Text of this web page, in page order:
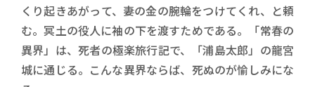
くり起きあがって、妻の金の腕輪をつけてくれ、と頼
む。冥土の役人に袖の下を渡すためである。「常春の
異界」は、死者の極楽旅行記で、「浦島太郎」の龍宮
城に通じる。こんな異界ならば、死ぬのが愉しみにな